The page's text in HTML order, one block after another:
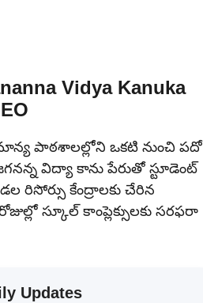
Vidya Kanuka
పాఠశాలల్లోని ఒకటి నుంచి పదో
విద్యా కాను పేరుతో స్టూడెంట్
రిసోర్సు కేంద్రాలకు చేరిన
స్కూల్ కాంప్లెక్సులకు సరఫరా
Updates